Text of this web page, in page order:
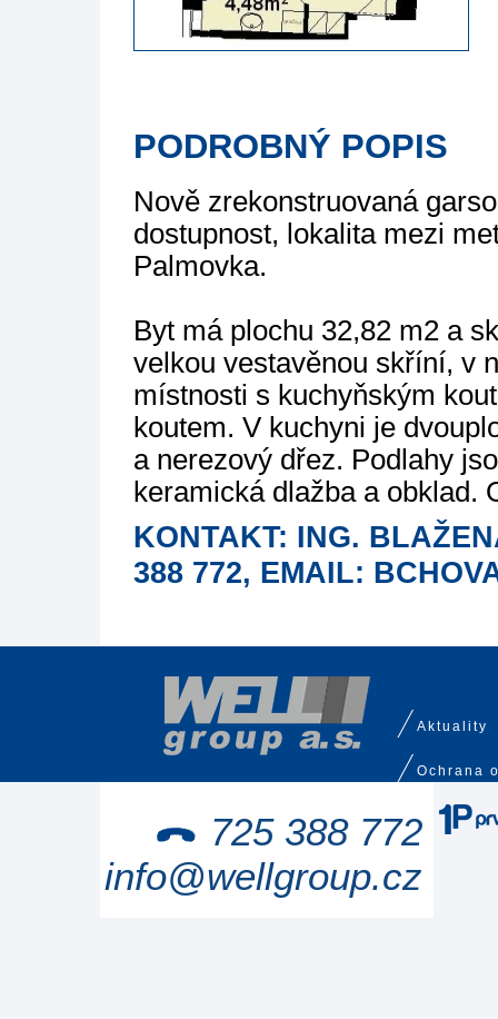
PODROBNÝ POPIS
Nově zrekonstruovaná
dostupnost, lokalita mezi
Palmovka.
Byt má plochu 32,82 m2 a
velkou vestavěnou skříní, v
místnosti s kuchyňským
koutem. V kuchyni je
a nerezový dřez. Podlahy
keramická dlažba a obklad.
KONTAKT: ING.
388 772, EMAIL:
Aktuality
Ochrana
725 388 772
info@wellgroup.cz